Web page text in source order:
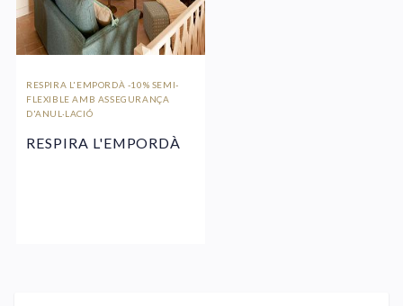
RESPIRA L'EMPORDÀ -10% SEMI-
FLEXIBLE AMB ASSEGURANÇA
D'ANUL·LACIÓ
RESPIRA L'EMPORDÀ